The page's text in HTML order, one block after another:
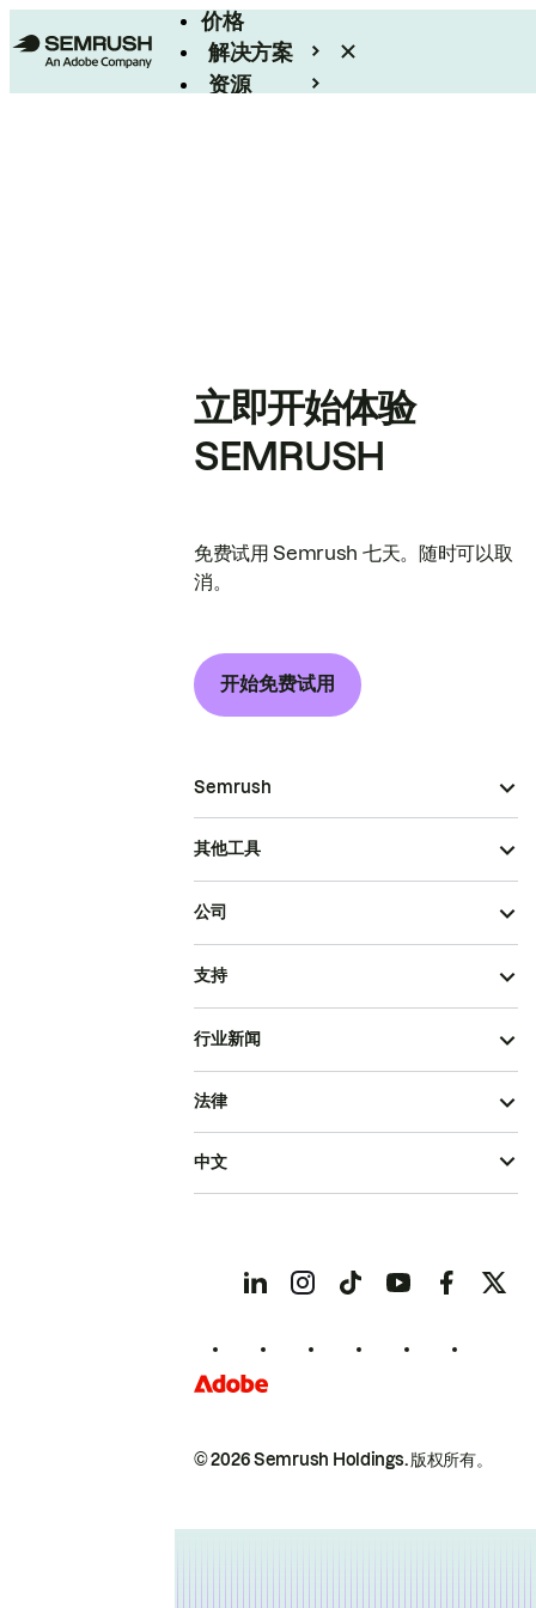
价格
解决方案
资源
立即开始体验
SEMRUSH
免费试用 Semrush 七天。随时可以取
消。
开始免费试用
Semrush
其他工具
公司
支持
行业新闻
© 2026 Semrush Holdings.版权所有。
法律
中文